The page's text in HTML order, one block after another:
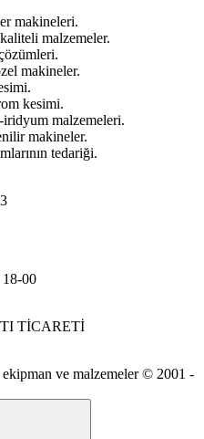
makineleri.
malzemeler.
makineler.
kesimi.
malzemeleri.
makineler.
tedariği.
18-00
TİCARETİ
ve malzemeler © 2001 -